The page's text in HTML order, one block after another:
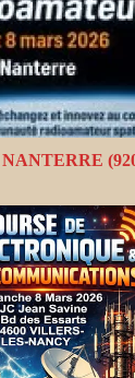
NANTERRE